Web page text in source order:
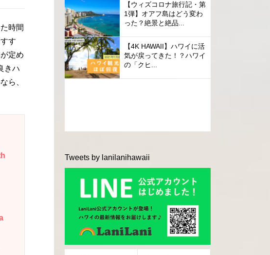
時間
す
定め
きハ
ら、
【ウィズコロナ旅行記・第
1弾】オアフ島はどう変わ
った？絶景と絶品...
【4K HAWAII】ハワイに活
気が戻ってきた！？ハワイ
の「クヒ...
Tweets by lanilanihawaii